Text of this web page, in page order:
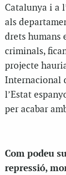
Catalunya i a
als
drets humans
criminals,
projecte
Internacional
l’Estat
per acabar
Com podeu
repressió,